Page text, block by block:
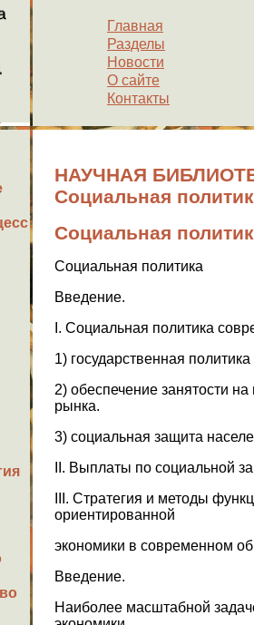
Главная
Разделы
Новости
О сайте
Контакты
НАУЧНАЯ
Социальная
Социальная
Социальная политика
Введение.
I. Социальная политика
1) государственная
2) обеспечение занятости
рынка.
3) социальная защита
II. Выплаты по социальной
III. Стратегия и методы
ориентированной
экономики в современном
Введение.
Наиболее масштабной